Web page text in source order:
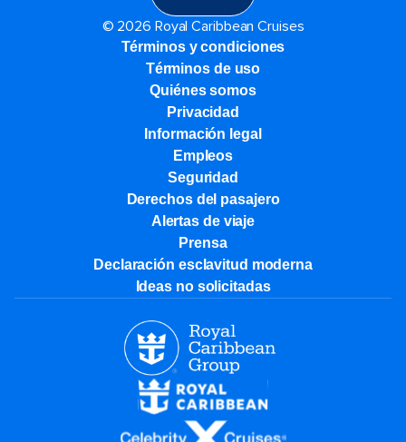
© 2026 Royal Caribbean Cruises
Términos y condiciones
Términos de uso
Quiénes somos
Privacidad
Información legal
Empleos
Seguridad
Derechos del pasajero
Alertas de viaje
Prensa
Declaración esclavitud moderna
Ideas no solicitadas